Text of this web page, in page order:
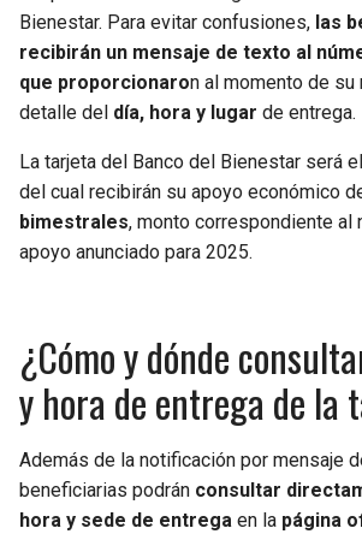
Bienestar. Para evitar confusiones, las
recibirán un mensaje de texto al
que proporcionaron al momento de
detalle del día, hora y lugar de entrega.
La tarjeta del Banco del Bienestar será
del cual recibirán su apoyo económico
bimestrales, monto correspondiente al
apoyo anunciado para 2025.
¿Cómo y dónde
y hora de entrega de la
Además de la notificación por mensaje
beneficiarias podrán consultar
hora y sede de entrega en la página